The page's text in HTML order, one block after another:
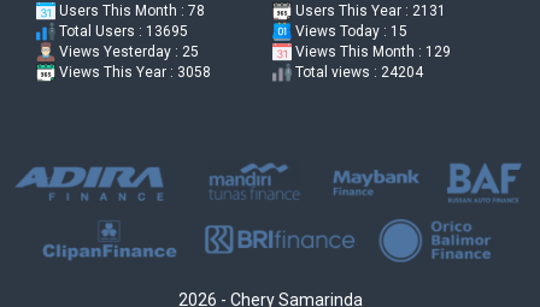
Users This Month : 78
Users This Year : 2131
Total Users : 13695
Views Today : 15
Views Yesterday : 25
Views This Month : 129
Views This Year : 3058
Total views : 24204
2026 - Chery Samarinda